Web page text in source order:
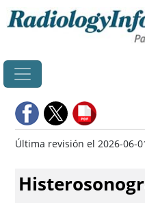
Última revisión el 2026-06-